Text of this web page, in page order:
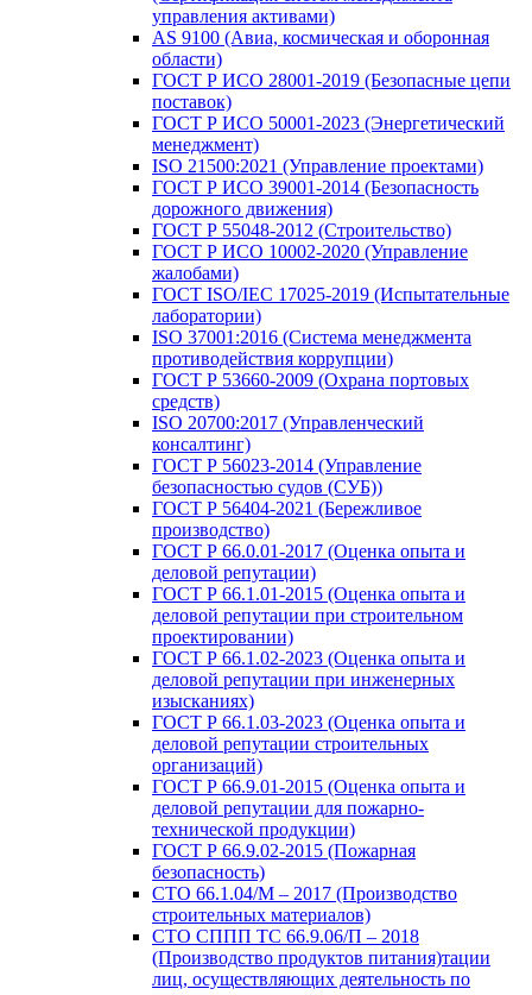
управления активами)
AS 9100 (Авиа, космическая и оборонная
области)
ГОСТ Р ИСО 28001-2019 (Безопасные цепи
поставок)
ГОСТ Р ИСО 50001-2023 (Энергетический
менеджмент)
ISO 21500:2021 (Управление проектами)
ГОСТ Р ИСО 39001-2014 (Безопасность
дорожного движения)
ГОСТ Р 55048-2012 (Строительство)
ГОСТ Р ИСО 10002-2020 (Управление
жалобами)
ГОСТ ISO/IEC 17025-2019 (Испытательные
лаборатории)
ISO 37001:2016 (Система менеджмента
противодействия коррупции)
ГОСТ Р 53660-2009 (Охрана портовых
средств)
ISO 20700:2017 (Управленческий
консалтинг)
ГОСТ Р 56023-2014 (Управление
безопасностью судов (СУБ))
ГОСТ Р 56404-2021 (Бережливое
производство)
ГОСТ Р 66.0.01-2017 (Оценка опыта и
деловой репутации)
ГОСТ Р 66.1.01-2015 (Оценка опыта и
деловой репутации при строительном
проектировании)
ГОСТ Р 66.1.02-2023 (Оценка опыта и
деловой репутации при инженерных
изысканиях)
ГОСТ Р 66.1.03-2023 (Оценка опыта и
деловой репутации строительных
организаций)
ГОСТ Р 66.9.01-2015 (Оценка опыта и
деловой репутации для пожарно-
технической продукции)
ГОСТ Р 66.9.02-2015 (Пожарная
безопасность)
СТО 66.1.04/М – 2017 (Производство
строительных материалов)
СТО СППП ТС 66.9.06/П – 2018
(Производство продуктов питания)тации
лиц, осуществляющих деятельность по